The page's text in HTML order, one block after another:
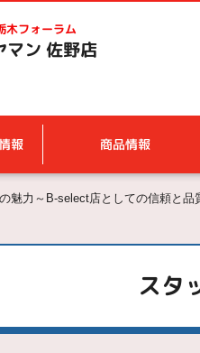
木フォーラム
マン 佐野店
報 商品情報
魅力～B-select店としての信頼と品
スタ